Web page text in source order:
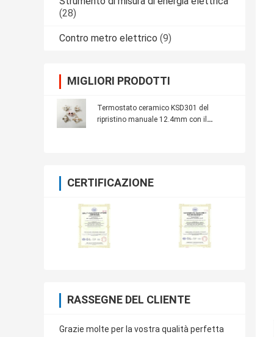
(28)
Contro metro elettrico (9)
MIGLIORI PRODOTTI
Termostato ceramico KSD301 del
ripristino manuale 12.4mm con il
CERTIFICAZIONE
RASSEGNE DEL CLIENTE
Grazie molte per la vostra qualità perfetta